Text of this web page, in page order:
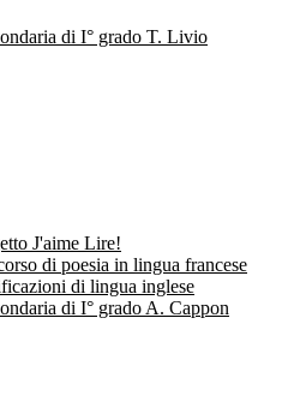
di I° grado T. Livio
J'aime Lire!
di poesia in lingua francese
di lingua inglese
di I° grado A. Cappon